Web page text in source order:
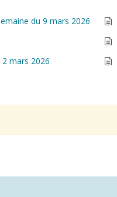
du 9 mars 2026
mars 2026